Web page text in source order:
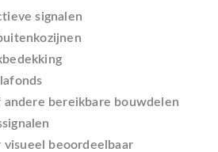
signalen
bereikbare bouwdelen
beoordeelbaar